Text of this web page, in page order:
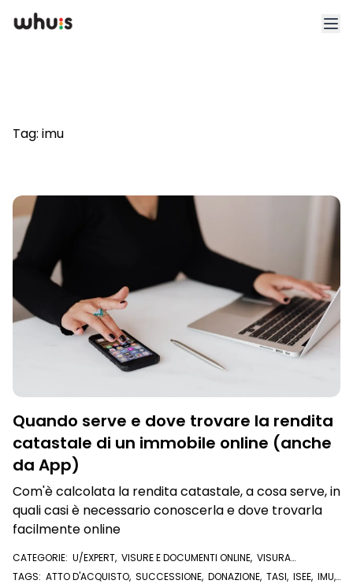
Blog
App
Whuis per lo sport
Accedi Registrati
Tag: imu
Quando serve e dove trovare la rendita
catastale di un immobile online (anche
da App)
Com'è calcolata la rendita catastale, a cosa serve, in
quali casi è necessario conoscerla e dove trovarla
facilmente online
CATEGORIE: U/EXPERT, VISURE E DOCUMENTI ONLINE, VISURA
CATASTALE
TAGS: ATTO D'ACQUISTO, SUCCESSIONE, DONAZIONE, TASI, ISEE, IMU,